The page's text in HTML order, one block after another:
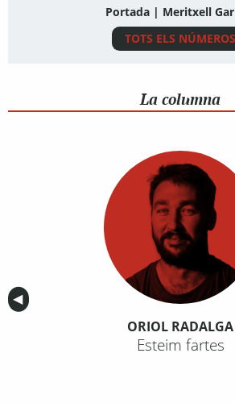
Portada | Meritxell
TOTS ELS NÚMEROS
La columna
Anterior
◀︎
ORIOL RADALGA
Esteim fartes